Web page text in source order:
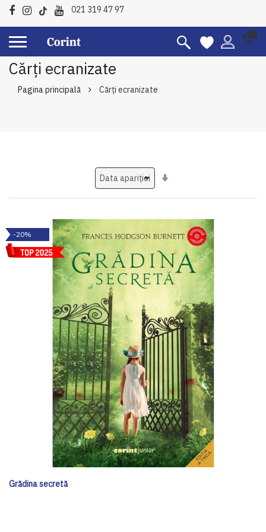
021 319 47 97
Cărți ecranizate
Pagina principală Cărți ecranizate
-20%
Grădina secretă